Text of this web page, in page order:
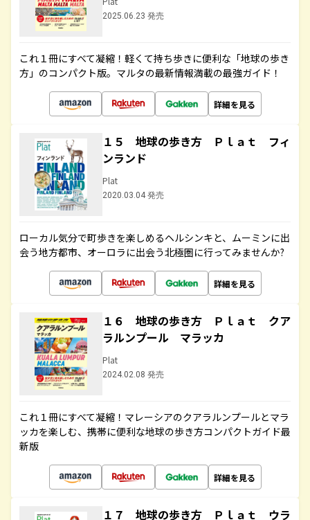
2025.06.23 発売
これ１冊にすべて凝縮！軽くて持ち歩きに便利な「地球の歩き
方」のコンパクト版。マルタの最新情報満載の最強ガイド！
詳細を見る
１５ 地球の歩き方 Ｐｌａｔ フィ
ンランド
Plat
2020.03.04 発売
ローカル気分で町歩きを楽しめるヘルシンキと、ムーミンに出
会う地方都市、オーロラに出会う北極圏に行ってみませんか?
詳細を見る
１６ 地球の歩き方 Ｐｌａｔ クア
ラルンプール マラッカ
Plat
2024.02.08 発売
これ１冊にすべて凝縮！マレーシアのクアラルンプールとマラ
ッカを楽しむ、携帯に便利な地球の歩き方コンパクトガイド最
新版
詳細を見る
１７ 地球の歩き方 Ｐｌａｔ ウラ